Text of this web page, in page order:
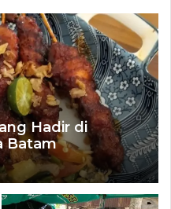
Hadir di
Batam